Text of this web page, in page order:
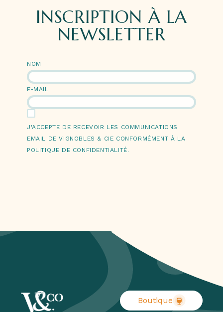
INSCRIPTION À LA
NEWSLETTER
NOM
E-MAIL
J'ACCEPTE DE RECEVOIR LES COMMUNICATIONS
EMAIL DE VIGNOBLES & CIE CONFORMÉMENT À LA
POLITIQUE DE CONFIDENTIALITÉ.
Boutique